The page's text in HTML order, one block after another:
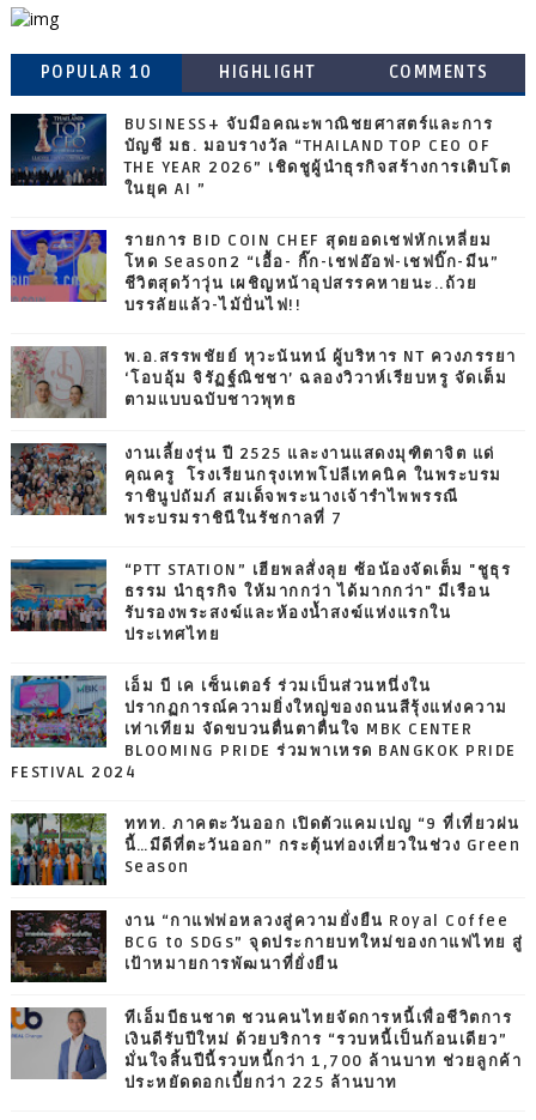
POPULAR 10 HIGHLIGHT COMMENTS
BUSINESS+ จับมือคณะพาณิชยศาสตร์และการ
บัญชี มธ. มอบรางวัล “THAILAND TOP CEO OF
THE YEAR 2026” เชิดชูผู้นำธุรกิจสร้างการเติบโต
ในยุค AI ”
รายการ BID COIN CHEF สุดยอดเชฟหักเหลี่ยม
โหด Season2 “เอื้อ- กิ๊ก-เชฟอ๊อฟ-เชฟบิ๊ก-มีน”
ชีวิตสุดว้าวุ่น เผชิญหน้าอุปสรรคหายนะ..ถ้วย
บรรลัยแล้ว-ไม้ปั่นไฟ!!
พ.อ.สรรพชัยย์ หุวะนันทน์ ผู้บริหาร NT ควงภรรยา
‘โอบอุ้ม จิรัฏฐ์ณิชชา’ ฉลองวิวาห์เรียบหรู จัดเต็ม
ตามแบบฉบับชาวพุทธ
งานเลี้ยงรุ่น ปี 2525 และงานแสดงมุฑิตาจิต แด่
คุณครู โรงเรียนกรุงเทพโปลีเทคนิค ในพระบรม
ราชินูปถัมภ์ สมเด็จพระนางเจ้ารำไพพรรณี
พระบรมราชินีในรัชกาลที่ 7
“PTT STATION” เฮียพลสั่งลุย ซ้อน้องจัดเต็ม "ชูธุร
ธรรม นำธุรกิจ ให้มากกว่า ได้มากกว่า" มีเรือน
รับรองพระสงฆ์และห้องน้ำสงฆ์แห่งแรกใน
ประเทศไทย
เอ็ม บี เค เซ็นเตอร์ ร่วมเป็นส่วนหนึ่งใน
ปรากฏการณ์ความยิ่งใหญ่ของถนนสีรุ้งแห่งความ
เท่าเทียม จัดขบวนตื่นตาตื่นใจ MBK CENTER
BLOOMING PRIDE ร่วมพาเหรด BANGKOK PRIDE
FESTIVAL 2024
ททท. ภาคตะวันออก เปิดตัวแคมเปญ “9 ที่เที่ยวฝน
นี้…มีดีที่ตะวันออก” กระตุ้นท่องเที่ยวในช่วง Green
Season
งาน “กาแฟพ่อหลวงสู่ความยั่งยืน Royal Coffee
BCG to SDGs” จุดประกายบทใหม่ของกาแฟไทย สู่
เป้าหมายการพัฒนาที่ยั่งยืน
ทีเอ็มบีธนชาต ชวนคนไทยจัดการหนี้เพื่อชีวิตการ
เงินดีรับปีใหม่ ด้วยบริการ “รวบหนี้เป็นก้อนเดียว”
มั่นใจสิ้นปีนี้รวบหนี้กว่า 1,700 ล้านบาท ช่วยลูกค้า
ประหยัดดอกเบี้ยกว่า 225 ล้านบาท